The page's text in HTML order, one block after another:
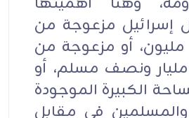
إسرائيل مزعوجة من
عدد العرب 140 مليون، أو مزعوجة من
ونصف مسلم، أو
الكبيرة الموجودة
في مقابل